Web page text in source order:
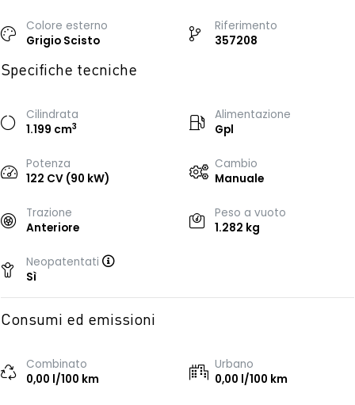
Colore esterno
Grigio Scisto
Riferimento
357208
Specifiche tecniche
Cilindrata
1.199 cm3
Alimentazione
Gpl
Potenza
122 CV (90 kW)
Cambio
Manuale
Trazione
Anteriore
Peso a vuoto
1.282 kg
Neopatentati
Sì
Consumi ed emissioni
Combinato
0,00 l/100 km
Urbano
0,00 l/100 km